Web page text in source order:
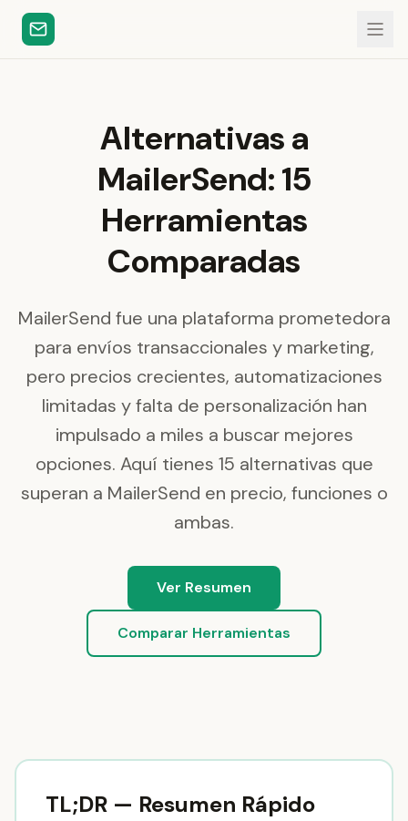
Alternativas a
MailerSend: 15
Herramientas
Comparadas
MailerSend fue una plataforma prometedora
para envíos transaccionales y marketing,
pero precios crecientes, automatizaciones
limitadas y falta de personalización han
impulsado a miles a buscar mejores
opciones. Aquí tienes 15 alternativas que
superan a MailerSend en precio, funciones o
ambas.
Ver Resumen
Comparar Herramientas
TL;DR — Resumen Rápido